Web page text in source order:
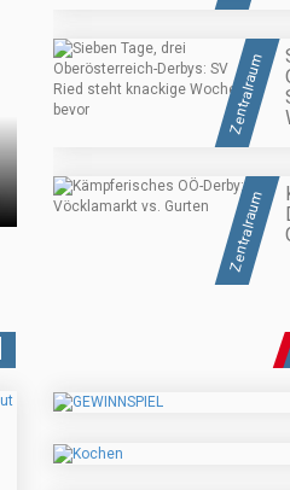
Zentralraum
Zentralraum